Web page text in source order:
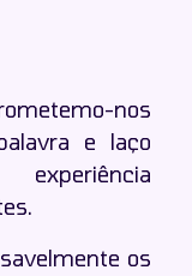
nos
e laço
os